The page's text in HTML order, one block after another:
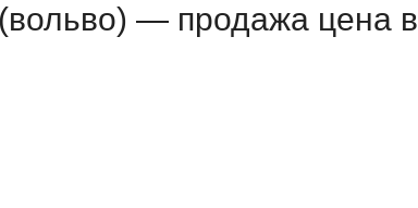
(вольво) — продажа цена в